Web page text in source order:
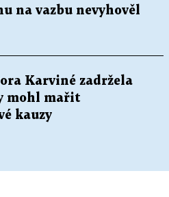
na vazbu nevyhověl
Karviné zadržela
mohl mařit
kauzy